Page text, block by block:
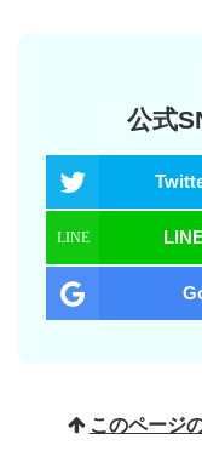
公式
このページ